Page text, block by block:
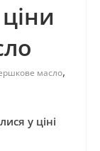
масло,
у ціні